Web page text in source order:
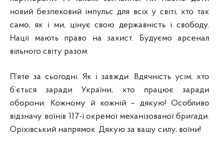
новий безпековий імпульс для всіх у світі, хто так
само, як і ми, цінує свою державність і свободу.
Нації мають право на захист. Будуємо арсенал
вільного світу разом.
П’яте за сьогодні. Як і завжди. Вдячність усім, хто
б’ється заради України, хто працює заради
оборони. Кожному й кожній – дякую! Особливо
відзначу воїнів 117-ї окремої механізованої бригади.
Оріхівський напрямок. Дякую за вашу силу, воїни!